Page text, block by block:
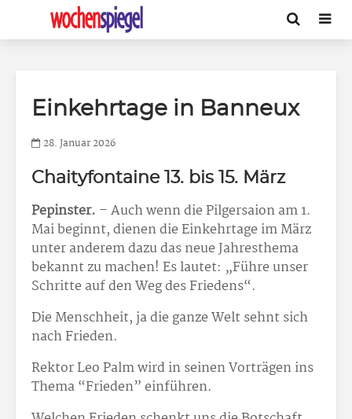
Einkehrtage in Banneux
28. Januar 2026
Chaityfontaine 13. bis 15. März
Pepinster. – Auch wenn die Pilgersaion am 1.
Mai beginnt, dienen die Einkehrtage im März
unter anderem dazu das neue Jahresthema
bekannt zu machen! Es lautet: „Führe unser
Schritte auf den Weg des Friedens“.
Die Menschheit, ja die ganze Welt sehnt sich
nach Frieden.
Rektor Leo Palm wird in seinen Vorträgen ins
Thema “Frieden” einführen.